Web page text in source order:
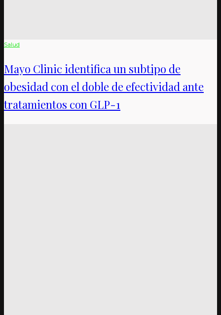
Salud
Mayo Clinic identifica un subtipo de
obesidad con el doble de efectividad ante
tratamientos con GLP-1